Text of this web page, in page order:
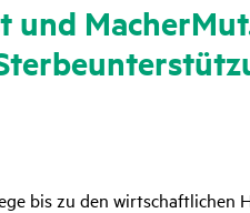
und
bis zu den wirtschaftlichen